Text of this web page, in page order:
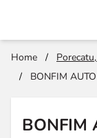
Home /
/
BONFIM
BONFIM